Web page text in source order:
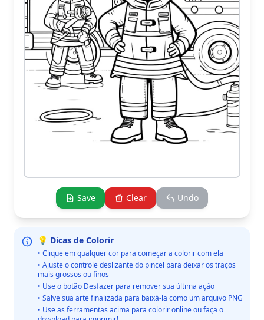
Save Clear Undo
💡 Dicas de Colorir
• Clique em qualquer cor para começar a colorir com ela
• Ajuste o controle deslizante do pincel para deixar os traços
mais grossos ou finos
• Use o botão Desfazer para remover sua última ação
• Salve sua arte finalizada para baixá-la como um arquivo PNG
• Use as ferramentas acima para colorir online ou faça o